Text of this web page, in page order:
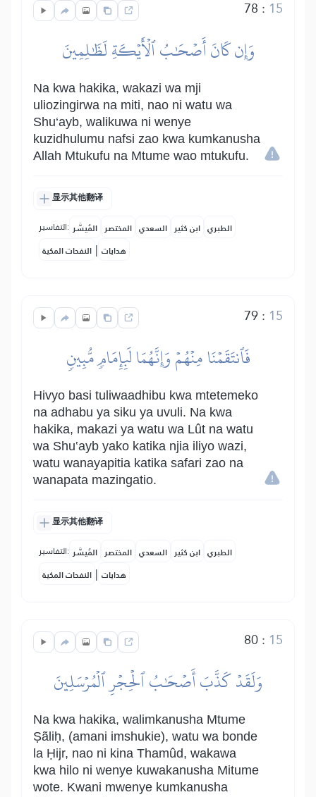
78 : 15
وَإِن كَانَ أَصۡحَٰبُ ٱلۡأَيۡكَةِ لَظَٰلِمِينَ
Na kwa hakika, wakazi wa mji
uliozingirwa na miti, nao ni watu wa
Shu‘ayb, walikuwa ni wenye
kuzidhulumu nafsi zao kwa kumkanusha
Allah Mtukufu na Mtume wao mtukufu.
显示其他翻译
التفاسير: المُيسَّر المختصر السعدي ابن كثير الطبري
النفحات المكية | هدايات
79: 15
فَٱنتَقَمۡنَا مِنۡهُمۡ وَإِنَّهُمَا لَبِإِمَامٖ مُّبِينٖ
Hivyo basi tuliwaadhibu kwa mtetemeko
na adhabu ya siku ya uvuli. Na kwa
hakika, makazi ya watu wa Lût na watu
wa Shu‛ayb yako katika njia iliyo wazi,
watu wanayapitia katika safari zao na
wanapata mazingatio.
显示其他翻译
التفاسير: المُيسَّر المختصر السعدي ابن كثير الطبري
النفحات المكية | هدايات
80: 15
وَلَقَدۡ كَذَّبَ أَصۡحَٰبُ ٱلۡحِجۡرِ ٱلۡمُرۡسَلِينَ
Na kwa hakika, walimkanusha Mtume
Ṣãliḥ, (amani imshukie), watu wa bonde
la Ḥijr, nao ni kina Thamûd, wakawa
kwa hilo ni wenye kuwakanusha Mitume
wote. Kwani mwenye kumkanusha